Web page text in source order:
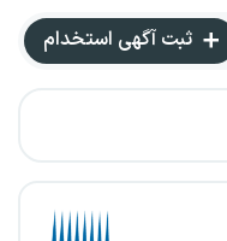
ثبت آگهی استخدام